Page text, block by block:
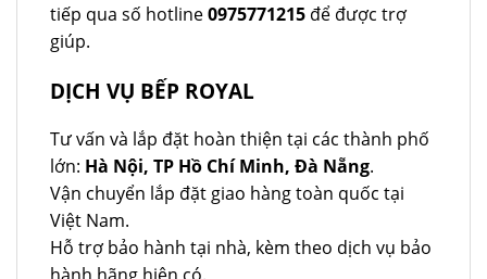
tiếp qua số hotline0975771215 để được trợ
giúp.
DỊCH VỤ BẾP ROYAL
Tư vấn và lắp đặt hoàn thiện tại các thành phố
lớn: Hà Nội, TP Hồ Chí Minh, Đà Nẵng.
Vận chuyển lắp đặt giao hàng toàn quốc tại
Việt Nam.
Hỗ trợ bảo hành tại nhà, kèm theo dịch vụ bảo